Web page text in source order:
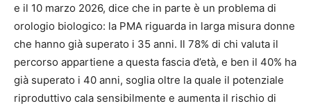
e il 10 marzo 2026, dice che in parte è un problema di
orologio biologico: la PMA riguarda in larga misura donne
che hanno già superato i 35 anni. Il 78% di chi valuta il
percorso appartiene a questa fascia d’età, e ben il 40% ha
già superato i 40 anni, soglia oltre la quale il potenziale
riproduttivo cala sensibilmente e aumenta il rischio di